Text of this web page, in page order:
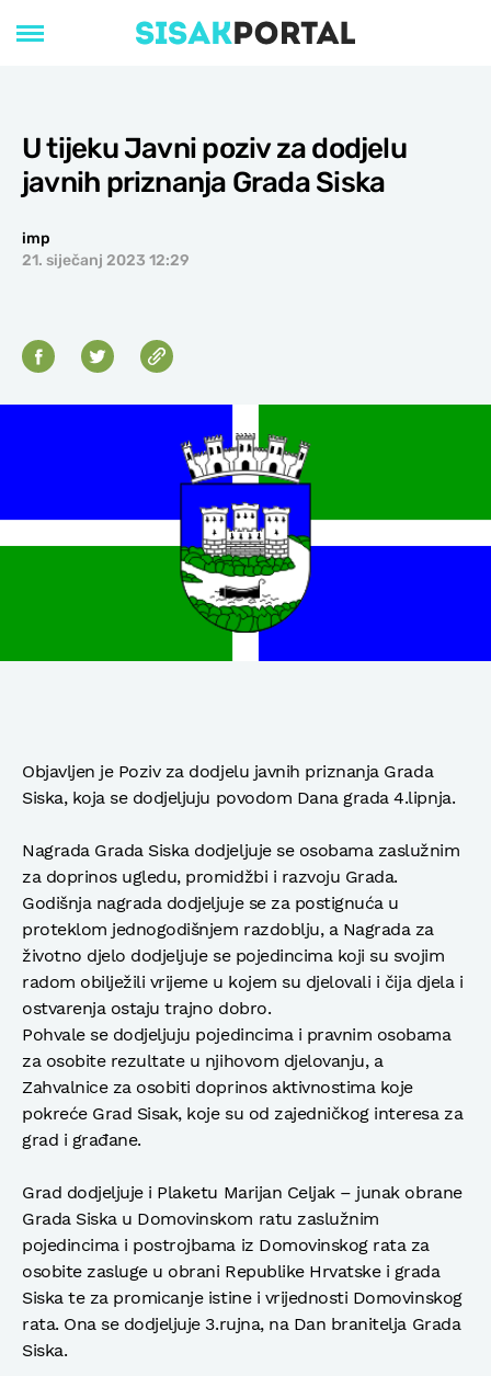
U tijeku Javni poziv za dodjelu
javnih priznanja Grada Siska
imp
21. siječanj 2023 12:29
Objavljen je Poziv za dodjelu javnih priznanja Grada
Siska, koja se dodjeljuju povodom Dana grada 4.lipnja.
Nagrada Grada Siska dodjeljuje se osobama zaslužnim
za doprinos ugledu, promidžbi i razvoju Grada.
Godišnja nagrada dodjeljuje se za postignuća u
proteklom jednogodišnjem razdoblju, a Nagrada za
životno djelo dodjeljuje se pojedincima koji su svojim
radom obilježili vrijeme u kojem su djelovali i čija djela i
ostvarenja ostaju trajno dobro.
Pohvale se dodjeljuju pojedincima i pravnim osobama
za osobite rezultate u njihovom djelovanju, a
Zahvalnice za osobiti doprinos aktivnostima koje
pokreće Grad Sisak, koje su od zajedničkog interesa za
grad i građane.
Grad dodjeljuje i Plaketu Marijan Celjak – junak obrane
Grada Siska u Domovinskom ratu zaslužnim
pojedincima i postrojbama iz Domovinskog rata za
osobite zasluge u obrani Republike Hrvatske i grada
Siska te za promicanje istine i vrijednosti Domovinskog
rata. Ona se dodjeljuje 3.rujna, na Dan branitelja Grada
Siska.